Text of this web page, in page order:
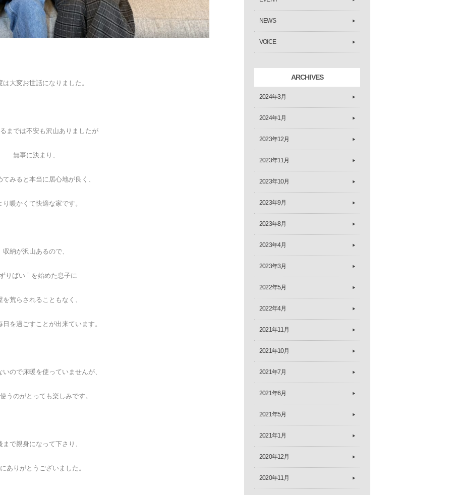
は大変お世話になりました。
までは不安も沢山ありましたが
無事に決まり、
てみると本当に居心地が良く、
り暖かくて快適な家です。
収納が沢山あるので、
りばい ” を始めた息子に
を荒らされることもなく、
日を過ごすことが出来ています。
いので床暖を使っていませんが、
うのがとっても楽しみです。
まで親身になって下さり、
ありがとうございました。
NEWS
VOICE
ARCHIVES
2024年3月
2024年1月
2023年12月
2023年11月
2023年10月
2023年9月
2023年8月
2023年4月
2023年3月
2022年5月
2022年4月
2021年11月
2021年10月
2021年7月
2021年6月
2021年5月
2021年1月
2020年12月
2020年11月